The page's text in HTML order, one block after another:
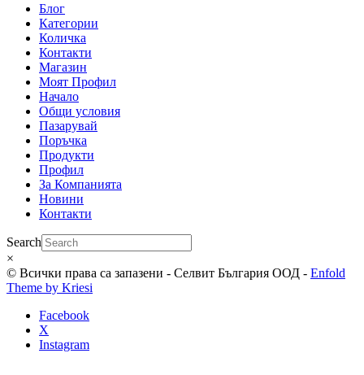
Блог
Категории
Количка
Контакти
Магазин
Моят Профил
Начало
Общи условия
Пазарувай
Поръчка
Продукти
Профил
За Компанията
Новини
Контакти
Search
×
© Всички права са запазени - Селвит България ООД - Enfold
Theme by Kriesi
Facebook
X
Instagram